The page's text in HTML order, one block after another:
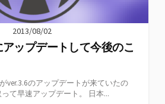
2013/08/02
アップデートして今後のこ
ver.3.6のアップデートが来ていたの
て早速アップデート。 日本...